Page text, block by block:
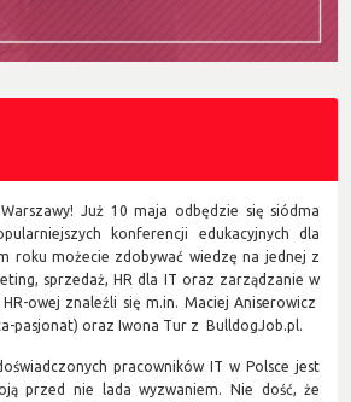
Już 10 maja odbędzie się siódma
konferencji edukacyjnych dla
roku możecie zdobywać wiedzę na jednej z
sprzedaż, HR dla IT oraz zarządzanie w
HR-owej znaleźli się m.in. Maciej Aniserowicz
pasjonat) oraz Iwona Tur z BulldogJob.pl.
pracowników IT w Polsce jest
przed nie lada wyzwaniem. Nie dość, że